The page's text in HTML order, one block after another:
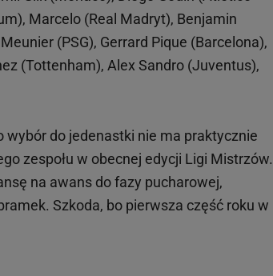
Marcelo (Real Madryt), Benjamin
(PSG), Gerrard Pique (Barcelona),
(Tottenham), Alex Sandro (Juventus),
wybór do jedenastki nie ma praktycznie
zespołu w obecnej edycji Ligi Mistrzów.
na awans do fazy pucharowej,
Szkoda, bo pierwsza część roku w